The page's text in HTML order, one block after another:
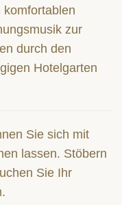
zur
durch den
Hotelgarten
Sie sich mit
lassen. Stöbern
Sie Ihr